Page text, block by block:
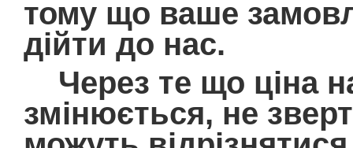
тому що ваше
дійти до нас.
Через те що ціна
змінюється, не